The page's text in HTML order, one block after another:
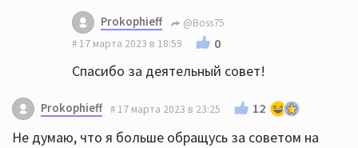
Это да
Короче, не насилуйте свою аппаратуру
Купите пару сабов REL, MJ или SVS,
подключите их по высокому уровню к
усилителю
Prokophieff
@Boss75
17 марта 2023 в 18:59
0
Спасибо за деятельный совет!
Prokophieff 17 марта 2023 в 23:25 12
Не думаю, что я больше обращусь за советом на